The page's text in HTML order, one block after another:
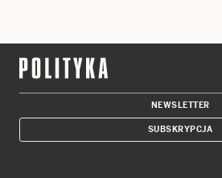
NEWSLETTER
SUBSKRYPCJA